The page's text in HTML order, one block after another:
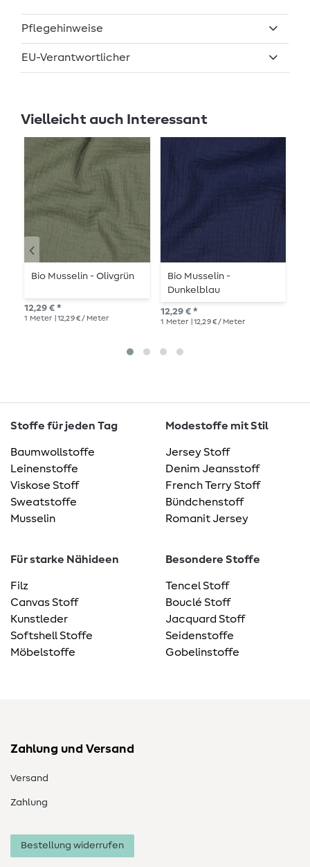
Pflegehinweise
EU-Verantwortlicher
Vielleicht auch Interessant
Bio Musselin - Olivgrün
12,29 € *
1 Meter | 12,29 € / Meter
Bio Musselin -
Dunkelblau
12,29 € *
1 Meter | 12,29 € / Meter
Stoffe für jeden Tag
Baumwollstoffe
Leinenstoffe
Viskose Stoff
Sweatstoffe
Musselin
Modestoffe mit Stil
Jersey Stoff
Denim Jeansstoff
French Terry Stoff
Bündchenstoff
Romanit Jersey
Für starke Nähideen
Filz
Canvas Stoff
Kunstleder
Softshell Stoffe
Möbelstoffe
Besondere Stoffe
Tencel Stoff
Bouclé Stoff
Jacquard Stoff
Seidenstoffe
Gobelinstoffe
Zahlung und Versand
Versand
Zahlung
Bestellung widerrufen